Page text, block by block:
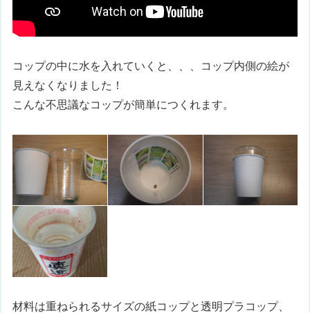
コップの中に水を入れていくと、、、コップ内側の絵が
見えなくなりました！
こんな不思議なコップが簡単につくれます。
材料は重ねられるサイズの紙コップと透明プラコップ、